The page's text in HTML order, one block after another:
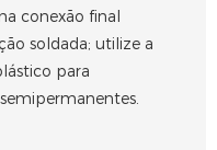
conexão final
soldada; utilize a
para